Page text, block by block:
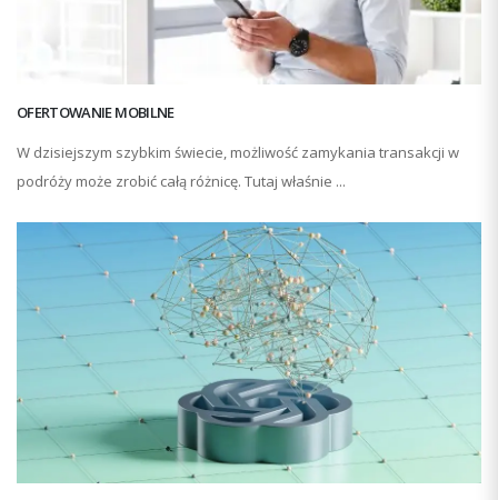
OFERTOWANIE MOBILNE
W dzisiejszym szybkim świecie, możliwość zamykania transakcji w
podróży może zrobić całą różnicę. Tutaj właśnie ...